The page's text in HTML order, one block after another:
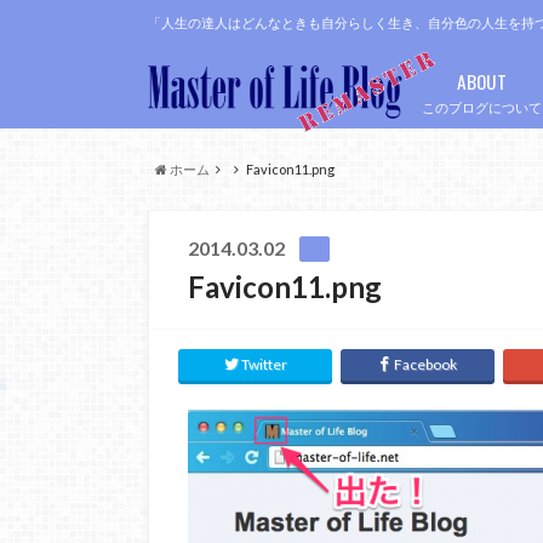
「人生の達人はどんなときも自分らしく生き、自分色の人生を持
このブログについて
ABOUT
ホーム Favicon11.png
2014.03.02
Favicon11.png
Twitter Facebook